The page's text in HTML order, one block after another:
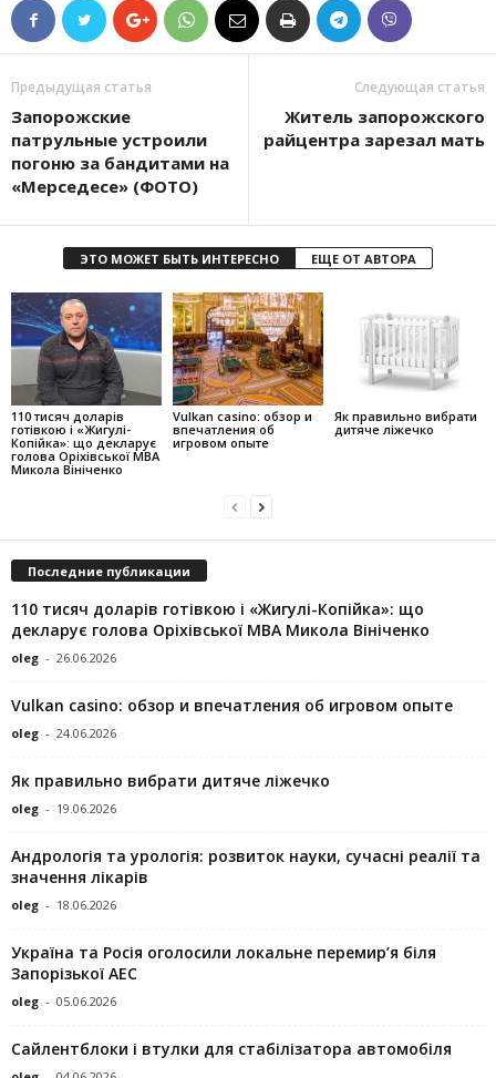
Предыдущая статья
Запорожские
патрульные устроили
погоню за бандитами на
«Мерседесе» (ФОТО)
Следующая статья
Житель запорожского
райцентра зарезал мать
ЭТО МОЖЕТ БЫТЬ ИНТЕРЕСНО ЕЩЕ ОТ АВТОРА
110 тисяч доларів
готівкою і «Жигулі-
Копійка»: що декларує
голова Оріхівської МВА
Микола Вініченко
Vulkan casino: обзор и
впечатления об
игровом опыте
Як правильно вибрати
дитяче ліжечко
Последние публикации
110 тисяч доларів готівкою і «Жигулі-Копійка»: що
декларує голова Оріхівської МВА Микола Вініченко
oleg - 26.06.2026
Vulkan casino: обзор и впечатления об игровом опыте
oleg - 24.06.2026
Як правильно вибрати дитяче ліжечко
oleg - 19.06.2026
Андрологія та урологія: розвиток науки, сучасні реалії та
значення лікарів
oleg - 18.06.2026
Україна та Росія оголосили локальне перемир’я біля
Запорізької АЕС
oleg - 05.06.2026
Сайлентблоки і втулки для стабілізатора автомобіля